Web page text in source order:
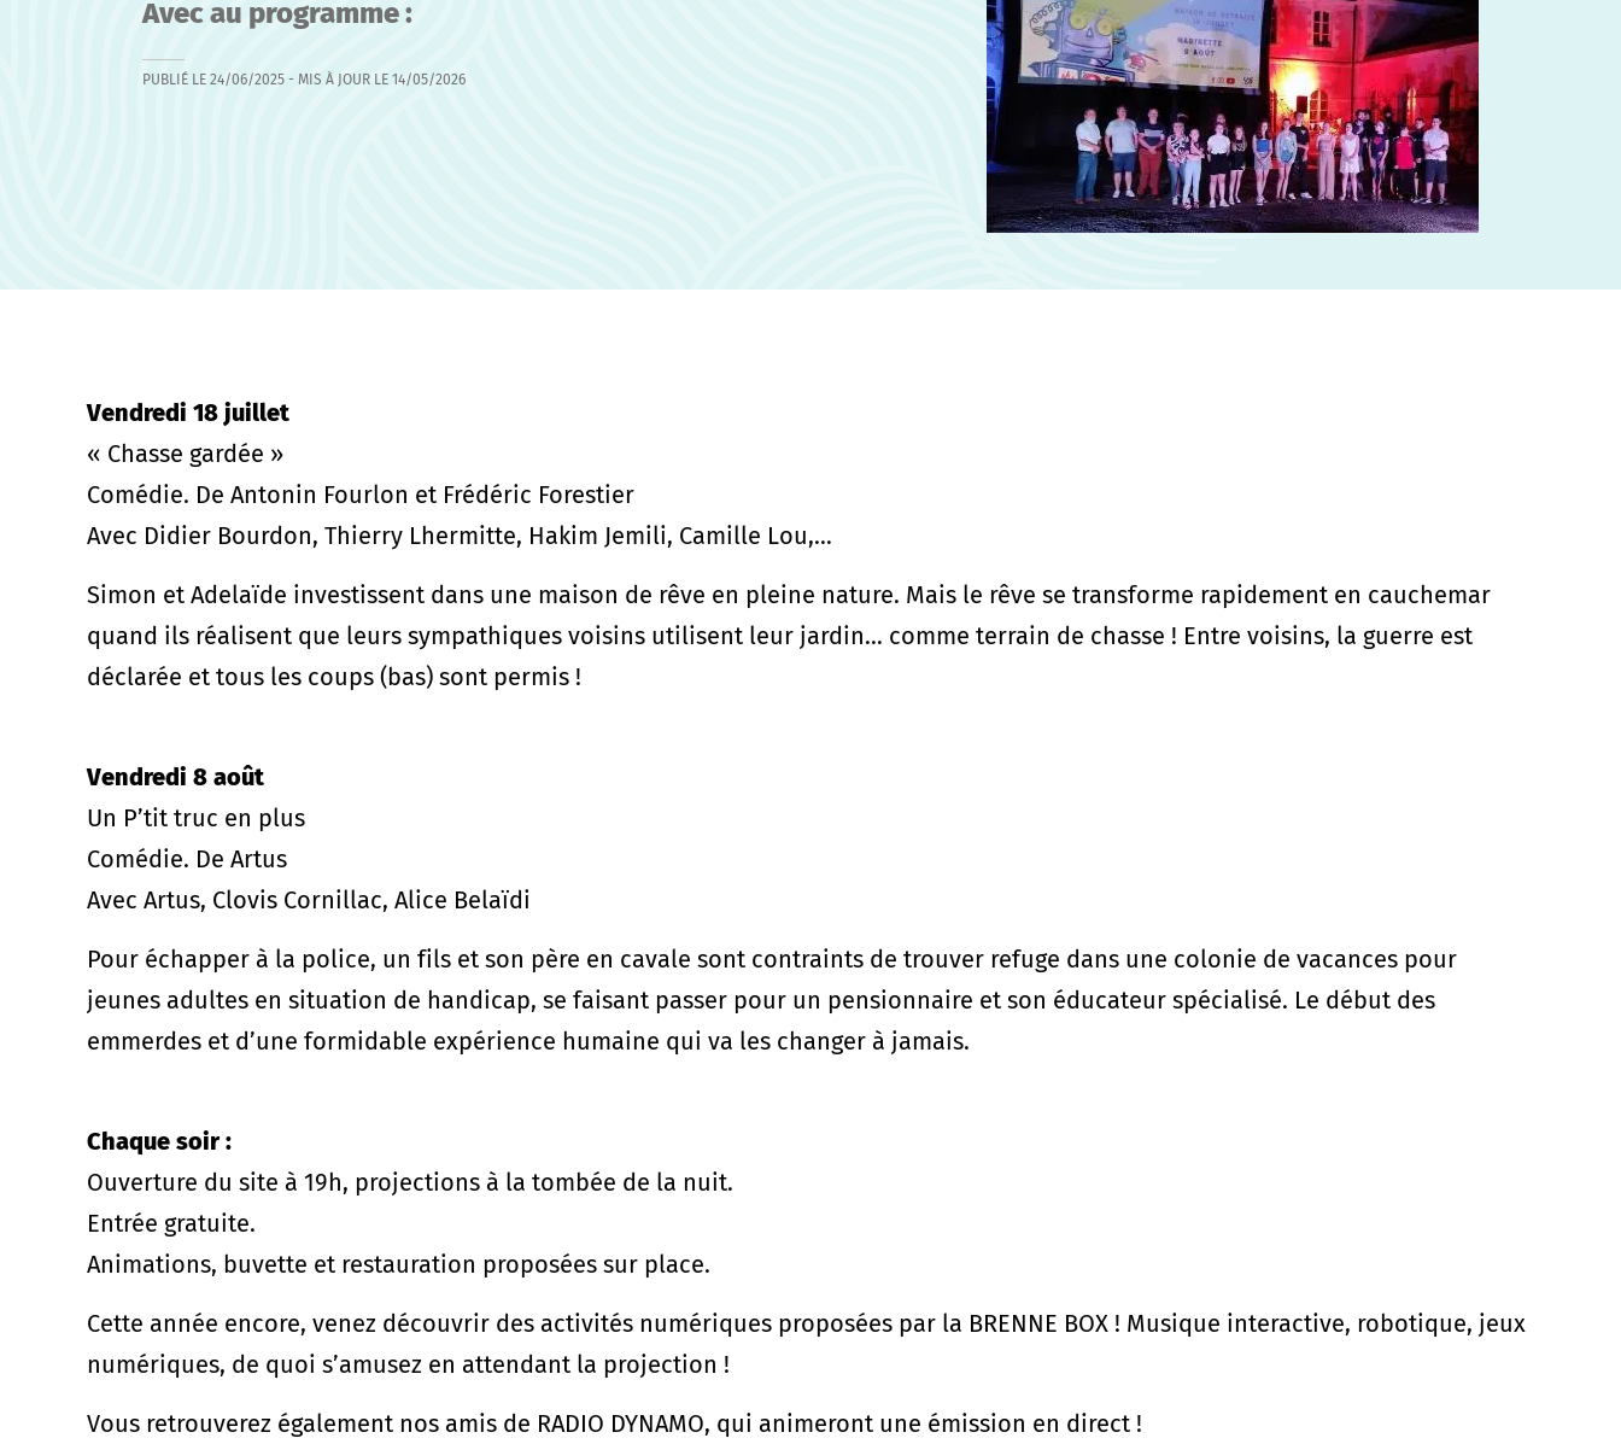
Avec au programme :
PUBLIÉ LE 24/06/2025 - MIS À JOUR LE 14/05/2026
Vendredi 18 juillet
« Chasse gardée »
Comédie. De Antonin Fourlon et Frédéric Forestier
Avec Didier Bourdon, Thierry Lhermitte, Hakim Jemili, Camille Lou,…
Simon et Adelaïde investissent dans une maison de rêve en pleine nature. Mais le rêve se transforme rapidement en cauchemar
quand ils réalisent que leurs sympathiques voisins utilisent leur jardin… comme terrain de chasse ! Entre voisins, la guerre est
déclarée et tous les coups (bas) sont permis !
Vendredi 8 août
Un P’tit truc en plus
Comédie. De Artus
Avec Artus, Clovis Cornillac, Alice Belaïdi
Pour échapper à la police, un fils et son père en cavale sont contraints de trouver refuge dans une colonie de vacances pour
jeunes adultes en situation de handicap, se faisant passer pour un pensionnaire et son éducateur spécialisé. Le début des
emmerdes et d’une formidable expérience humaine qui va les changer à jamais.
Chaque soir :
Ouverture du site à 19h, projections à la tombée de la nuit.
Entrée gratuite.
Animations, buvette et restauration proposées sur place.
Cette année encore, venez découvrir des activités numériques proposées par la BRENNE BOX ! Musique interactive, robotique, jeux
numériques, de quoi s’amusez en attendant la projection !
Vous retrouverez également nos amis de RADIO DYNAMO, qui animeront une émission en direct !